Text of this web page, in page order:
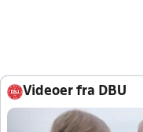
Videoer fra DBU